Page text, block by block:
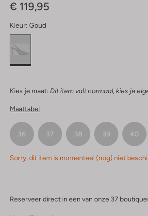
€ 119,95
Kleur: Goud
Kies je maat: Dit item valt normaal, kies je
Maattabel
36 37 38 39 40
Sorry, dit item is momenteel (nog) niet
Reserveer direct in een van onze 37